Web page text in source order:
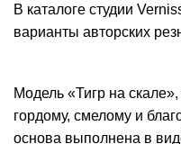
В каталоге студии
варианты авторских
Модель «Тигр на
гордому, смелому и
основа выполнена в